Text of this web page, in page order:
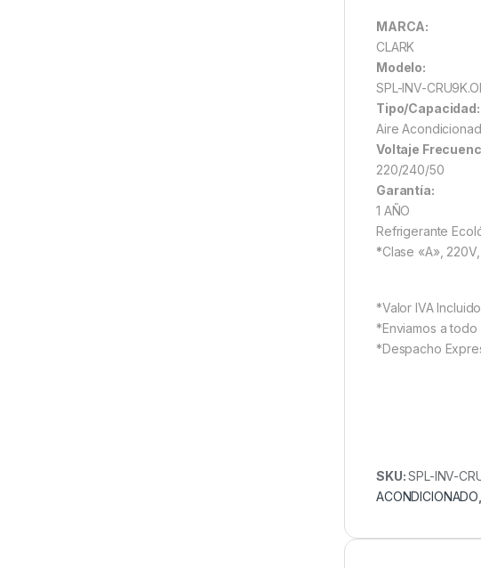
MARCA:
CLARK
Modelo:
SPL-INV-
Tipo/Capacidad:
Aire
Voltaje
220/240/50
Garantía:
1 AÑO
Refrigerante
*Clase «A»,
*Valor IVA Incluido
*Enviamos a todo
*Despacho
SKU:SPL-INV-
ACONDICIONADO